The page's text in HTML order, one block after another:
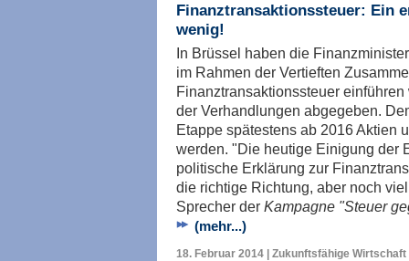
Finanztransaktionssteuer: Ein
wenig!
In Brüssel haben die
im Rahmen der Vertieften
Finanztransaktionssteuer
der Verhandlungen abgegeben.
Etappe spätestens ab 2016 Aktien
werden. "Die heutige Einigung der
politische Erklärung zur
die richtige Richtung, aber noch
Sprecher der Kampagne "Steuer
(mehr...)
18. Februar 2014 | Zukunftsfähige